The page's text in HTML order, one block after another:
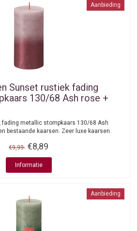
Aanbieding
Sunset rustiek fading
130/68 Ash rose +
fading metallic stompkaars 130/68 Ash
bestaande kaarsen. Zeer luxe kaarsen.
€9,99 €8,89
Informatie
Aanbieding